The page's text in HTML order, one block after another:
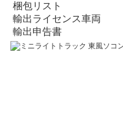
梱包リスト
輸出ライセンス車両
輸出申告書